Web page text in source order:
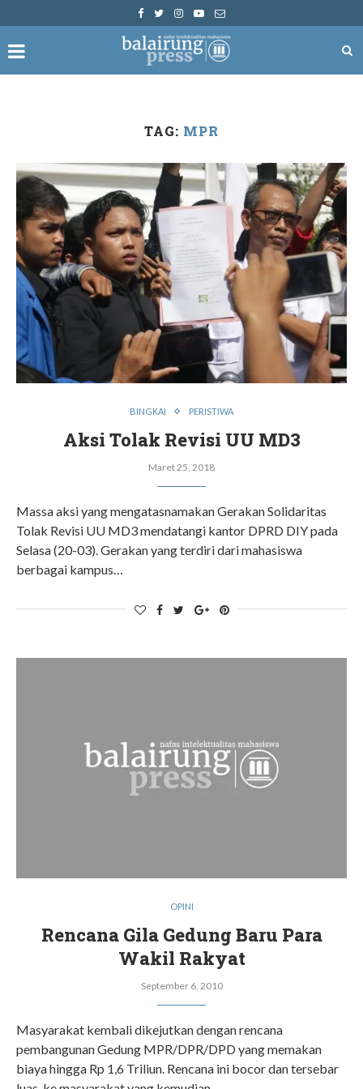
TAG: MPR
BINGKAI PERISTIWA
Aksi Tolak Revisi UU MD3
Maret 25, 2018
Massa aksi yang mengatasnamakan Gerakan Solidaritas
Tolak Revisi UU MD3 mendatangi kantor DPRD DIY pada
Selasa (20-03). Gerakan yang terdiri dari mahasiswa
berbagai kampus…
OPINI
Rencana Gila Gedung Baru Para
Wakil Rakyat
September 6, 2010
Masyarakat kembali dikejutkan dengan rencana
pembangunan Gedung MPR/DPR/DPD yang memakan
biaya hingga Rp 1,6 Triliun. Rencana ini bocor dan tersebar